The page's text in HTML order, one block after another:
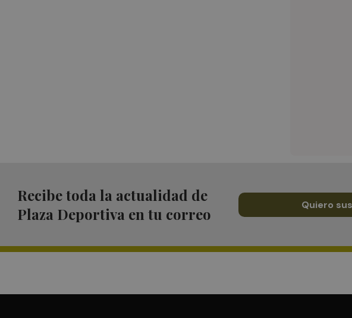
Recibe toda la actualidad de
Plaza Deportiva en tu correo
Quiero